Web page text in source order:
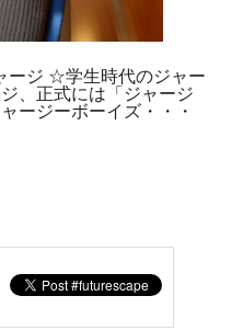
ジ ☆学生時代のジャー
、正式には「ジャージ
ージーボーイズ・・・